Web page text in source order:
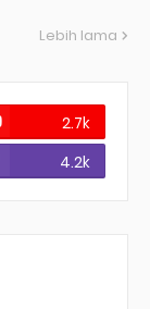
Lebih lama
2.7k
4.2k